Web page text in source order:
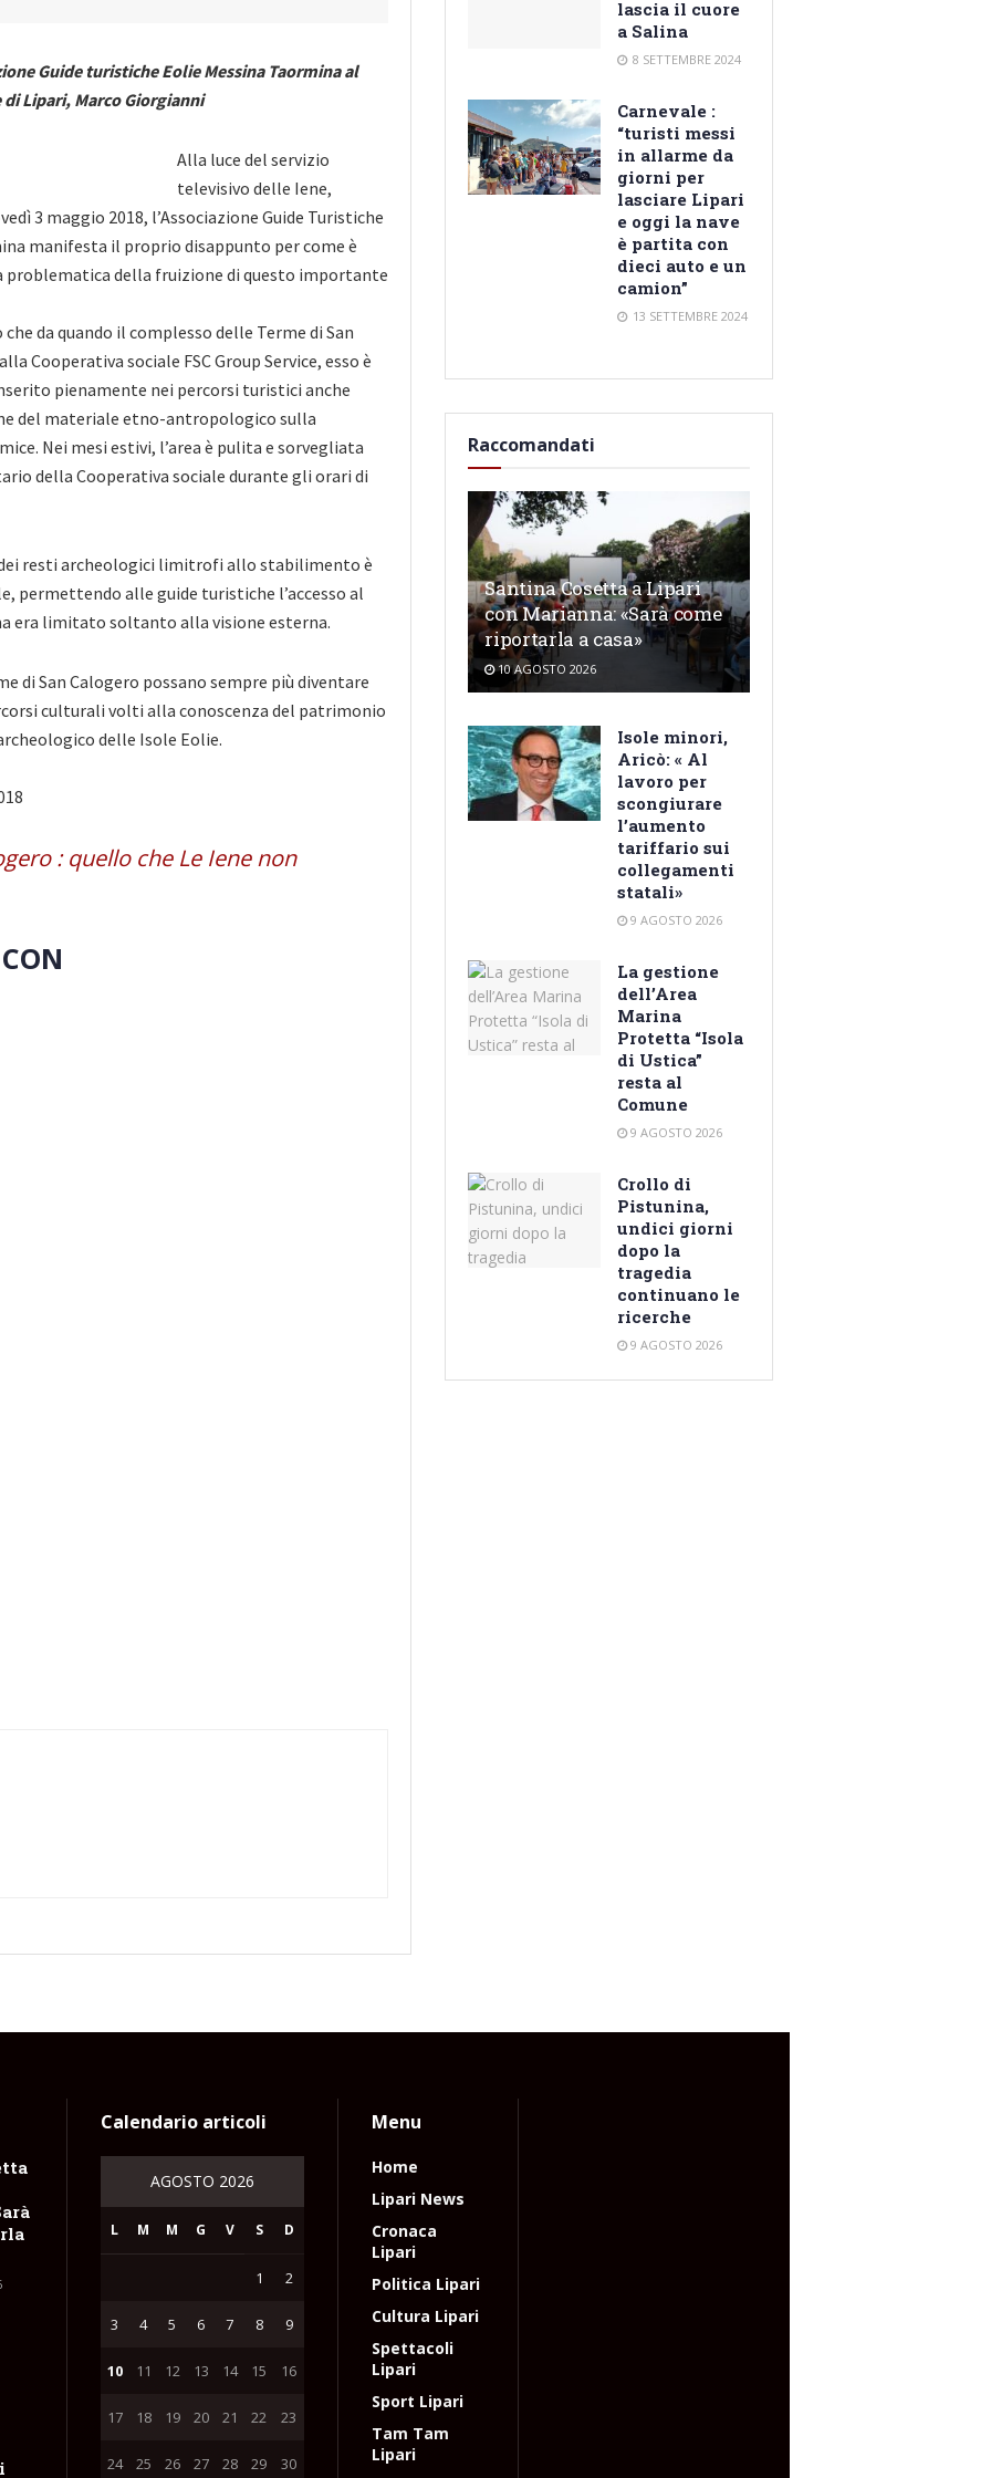
Guide turistiche Eolie Messina Taormina al
Lipari, Marco Giorgianni
Alla luce del servizio
televisivo delle Iene,
3 maggio 2018, l’Associazione Guide Turistiche
manifesta il proprio disappunto per come è
della fruizione di questo importante
da quando il complesso delle Terme di San
Cooperativa sociale FSC Group Service, esso è
pienamente nei percorsi turistici anche
del materiale etno-antropologico sulla
Nei mesi estivi, l’area è pulita e sorvegliata
della Cooperativa sociale durante gli orari di
resti archeologici limitrofi allo stabilimento è
permettendo alle guide turistiche l’accesso al
era limitato soltanto alla visione esterna.
di San Calogero possano sempre più diventare
culturali volti alla conoscenza del patrimonio
delle Isole Eolie.
: quello che Le Iene non
lascia il cuore
a Salina
8 SETTEMBRE 2024
Carnevale :
“turisti messi
in allarme da
giorni per
lasciare Lipari
e oggi la nave
è partita con
dieci auto e un
camion”
13 SETTEMBRE 2024
Raccomandati
Santina Cosetta a Lipari
con Marianna: «Sarà come
riportarla a casa»
10 AGOSTO 2026
Isole minori,
Aricò: « Al
lavoro per
scongiurare
l’aumento
tariffario sui
collegamenti
statali»
9 AGOSTO 2026
La gestione
dell’Area
Marina
Protetta “Isola
di Ustica”
resta al
Comune
9 AGOSTO 2026
Crollo di
Pistunina,
undici giorni
dopo la
tragedia
continuano le
ricerche
9 AGOSTO 2026
Calendario articoli
AGOSTO 2026
L M M G V S D
1 2
3 4 5 6 7 8 9
10 11 12 13 14 15 16
17 18 19 20 21 22 23
24 25 26 27 28 29 30
Menu
Home
Lipari News
Cronaca
Lipari
Politica Lipari
Cultura Lipari
Spettacoli
Lipari
Sport Lipari
Tam Tam
Lipari